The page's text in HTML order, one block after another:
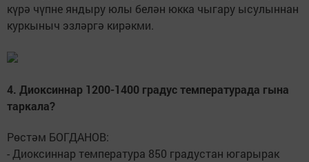
күрә чүпне яндыру юлы белән юкка чыгару ысулыннан
куркыныч эзләргә кирәкми.
4. Диоксиннар 1200-1400 градус температурада гына
таркала?
Рөстәм БОГДАНОВ:
- Диоксиннар температура 850 градустан югарырак